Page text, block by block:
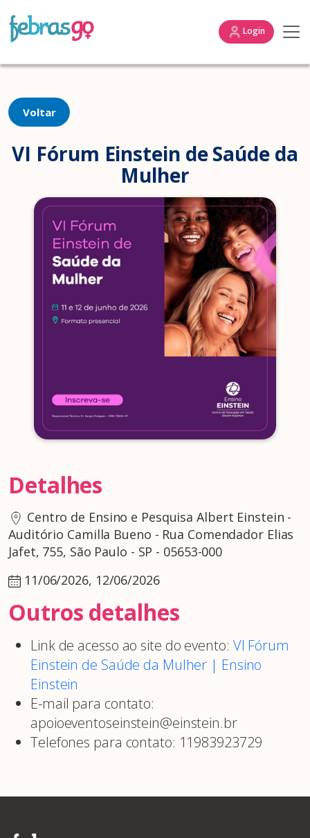
Login
Voltar
VI Fórum Einstein de Saúde da
Mulher
Detalhes
Centro de Ensino e Pesquisa Albert Einstein -
Auditório Camilla Bueno - Rua Comendador Elias
Jafet, 755, São Paulo - SP - 05653-000
11/06/2026, 12/06/2026
Outros detalhes
Link de acesso ao site do evento: VI Fórum
Einstein de Saúde da Mulher | Ensino
Einstein
E-mail para contato:
apoioeventoseinstein@einstein.br
Telefones para contato: 11983923729